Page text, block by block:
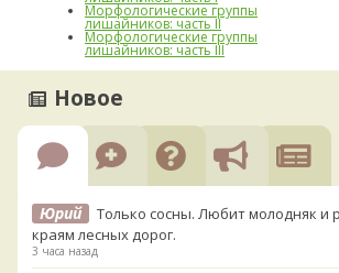
Морфологические группы
лишайников: часть II
Морфологические группы
лишайников: часть III
Новое
Юрий
Только сосны. Любит молодняк и
краям лесных дорог.
3 часа назад